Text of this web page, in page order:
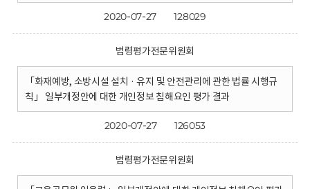
2020-07-27 128029
법령평가전문위원회
「화재예방, 소방시설 설치 · 유지 및 안전관리에 관한 법률 시행규
칙」 일부개정안에 대한 개인정보 침해요인 평가 결과
2020-07-27 126053
법령평가전문위원회